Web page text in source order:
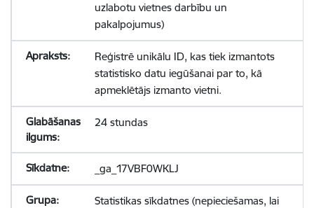
uzlabotu vietnes darbību un
pakalpojumus)
Reģistrē unikālu ID, kas tiek izmantots
statistisko datu iegūšanai par to, kā
apmeklētājs izmanto vietni.
24 stundas
_ga_17VBF0WKLJ
Statistikas sīkdatnes (nepieciešamas, lai